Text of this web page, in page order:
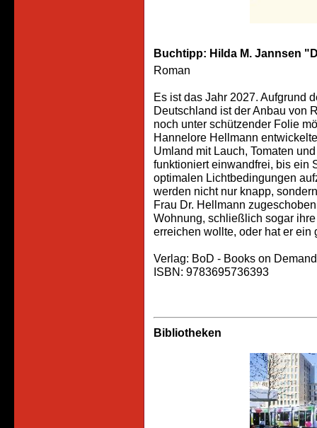
Buchtipp: Hilda M. Jannsen
Roman
Es ist das Jahr 2027. Aufgrund
Deutschland ist der Anbau von
noch unter schützender Folie
Hannelore Hellmann
Umland mit Lauch, Tomaten
funktioniert einwandfrei, bis ein
optimalen Lichtbedingungen
werden nicht nur knapp,
Frau Dr. Hellmann
Wohnung, schließlich sogar
erreichen wollte, oder hat er ein
Verlag: BoD - Books on
ISBN: 9783695736393
Bibliotheken